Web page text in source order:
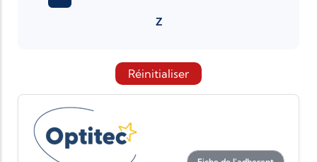
Z
Réinitialiser